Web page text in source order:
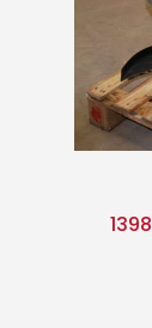
1398